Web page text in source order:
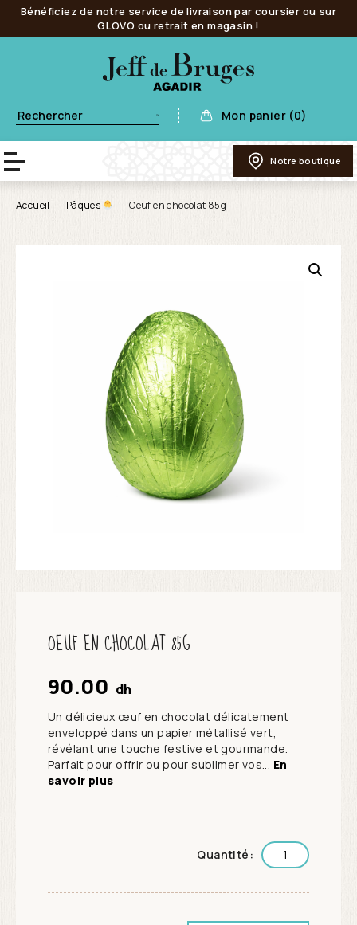
Bénéficiez de notre service de livraison par coursier ou sur
GLOVO ou retrait en magasin !
Mon panier (0)
Notre boutique
Accueil Pâques Oeuf en chocolat 85g
OEUF EN CHOCOLAT 85G
90.00 dh
Un délicieux œuf en chocolat délicatement
enveloppé dans un papier métallisé vert,
révélant une touche festive et gourmande.
Parfait pour offrir ou pour sublimer vos... En
savoir plus
Quantité: